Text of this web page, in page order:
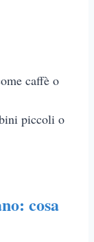
caffè o
piccoli o
cosa